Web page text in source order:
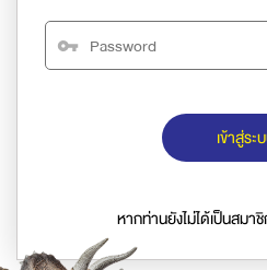
เข้าสู่ระ
หากท่านยังไม่ได้เป็นสมา